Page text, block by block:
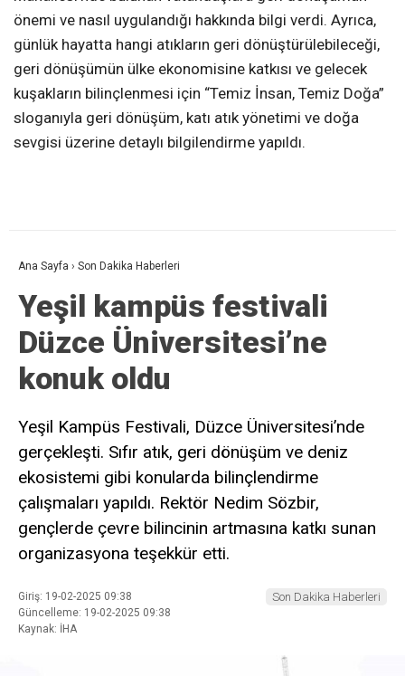
önemi ve nasıl uygulandığı hakkında bilgi verdi. Ayrıca,
günlük hayatta hangi atıkların geri dönüştürülebileceği,
geri dönüşümün ülke ekonomisine katkısı ve gelecek
kuşakların bilinçlenmesi için “Temiz İnsan, Temiz Doğa”
sloganıyla geri dönüşüm, katı atık yönetimi ve doğa
sevgisi üzerine detaylı bilgilendirme yapıldı.
Ana Sayfa › Son Dakika Haberleri
Yeşil kampüs festivali
Düzce Üniversitesi’ne
konuk oldu
Yeşil Kampüs Festivali, Düzce Üniversitesi’nde
gerçekleşti. Sıfır atık, geri dönüşüm ve deniz
ekosistemi gibi konularda bilinçlendirme
çalışmaları yapıldı. Rektör Nedim Sözbir,
gençlerde çevre bilincinin artmasına katkı sunan
organizasyona teşekkür etti.
Giriş: 19-02-2025 09:38
Güncelleme: 19-02-2025 09:38
Kaynak: İHA
Son Dakika Haberleri